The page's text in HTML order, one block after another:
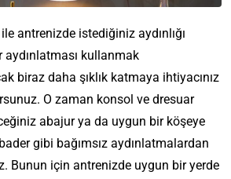
antrenizde istediğiniz aydınlığı
aydınlatması kullanmak
biraz daha şıklık katmaya ihtiyacınız
O zaman konsol ve dresuar
abajur ya da uygun bir köşeye
gibi bağımsız aydınlatmalardan
Bunun için antrenizde uygun bir yerde